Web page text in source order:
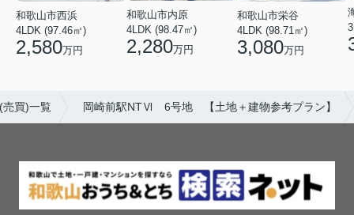
和歌山市西浜
4LDK (97.46㎡)
2,580万円
和歌山市内原
4LDK (98.47㎡)
2,280万円
和歌山市栄谷
4LDK (98.71㎡)
3,080万円
売買)一覧 岡崎前駅NTⅥ 6号地 【土地＋建物参考プラン】